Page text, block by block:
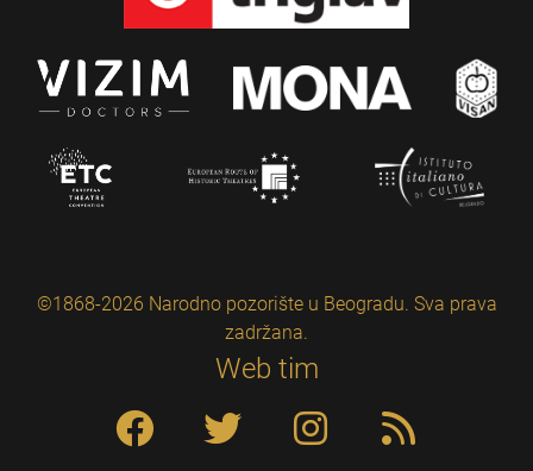
©1868-2026 Narodno pozorište u Beogradu. Sva prava
zadržana.
Web tim